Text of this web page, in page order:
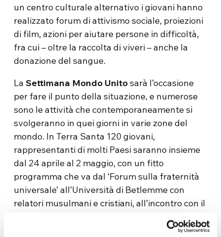
un centro culturale alternativo i giovani hanno
realizzato forum di attivismo sociale, proiezioni
di film, azioni per aiutare persone in difficoltà,
fra cui – oltre la raccolta di viveri – anche la
donazione del sangue.
LaSettimana Mondo Unitosarà l’occasione
per fare il punto della situazione, e numerose
sono le attività che contemporaneamente si
svolgeranno in quei giorni in varie zone del
mondo. In Terra Santa 120 giovani,
rappresentanti di molti Paesi saranno insieme
dal 24 aprile al 2 maggio, con un fitto
programma che va dal ‘Forum sulla fraternità
universale’ all’Università di Betlemme con
relatori musulmani e cristiani, all’incontro con il
interreligiosa ad una escursione nel deserto, ai